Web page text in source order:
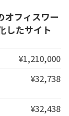
オフィスワー
したサイト
¥1,210,000
¥32,738
¥32,438